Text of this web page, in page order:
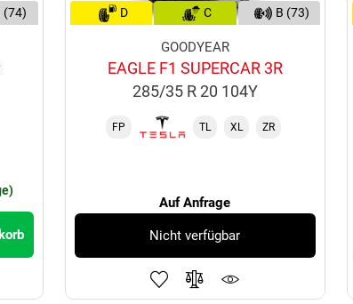
(74) D C B (73)
GOODYEAR
EAGLE F1 SUPERCAR 3R
285/35 R 20 104Y
FP TL XL ZR
Auf Anfrage
Nicht verfügbar